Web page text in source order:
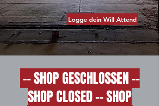
Logge dein Will Attend
-- SHOP GESCHLOSSEN --
SHOP CLOSED -- SHOP